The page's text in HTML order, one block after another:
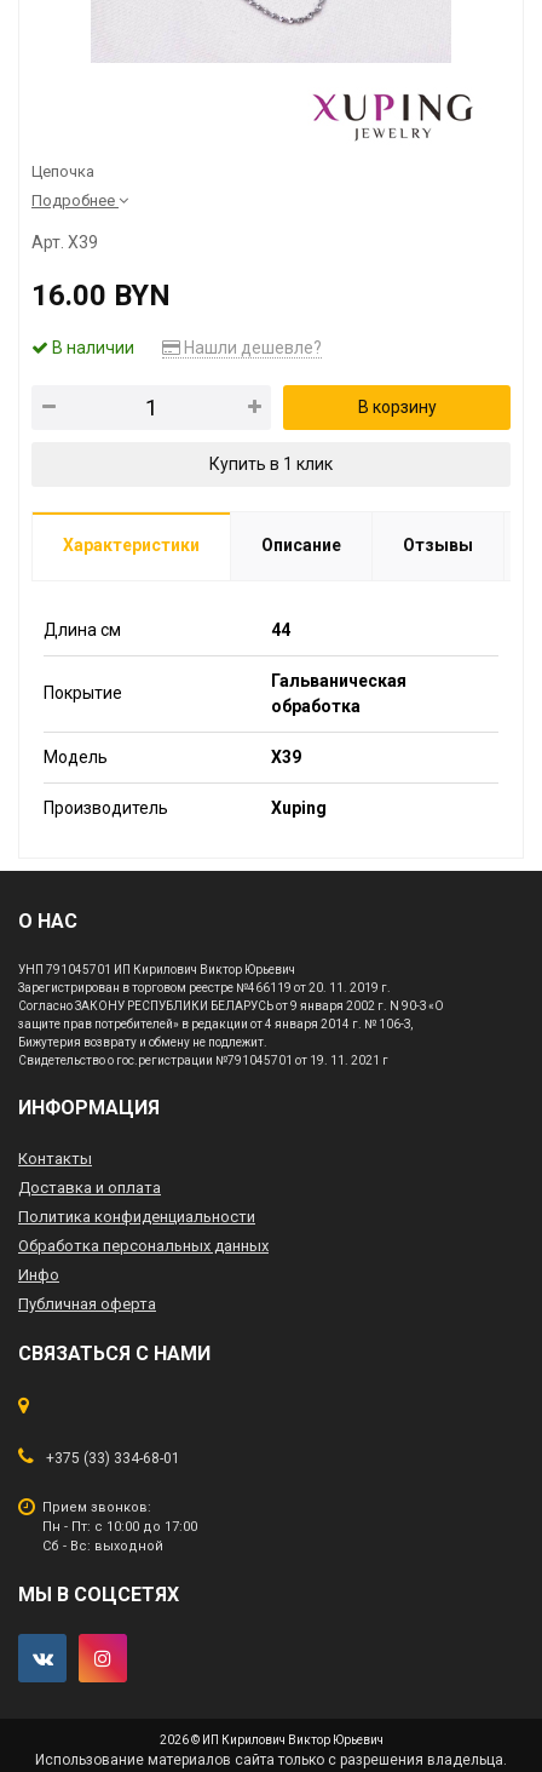
Цепочка
Подробнее
Арт. X39
16.00 BYN
В наличии Нашли дешевле?
В корзину
Купить в 1 клик
Характеристики Описание Отзывы
Длина см 44
Покрытие
Гальваническая
обработка
Модель X39
Производитель Xuping
О НАС
УНП 791045701 ИП Кирилович Виктор Юрьевич
Зарегистрирован в торговом реестре №466119 от 20. 11. 2019 г.
Согласно ЗАКОНУ РЕСПУБЛИКИ БЕЛАРУСЬ от 9 января 2002 г. N 90-З «О
защите прав потребителей» в редакции от 4 января 2014 г. № 106-З,
Бижутерия возврату и обмену не подлежит.
Свидетельство о гос.регистрации №791045701 от 19. 11. 2021 г
ИНФОРМАЦИЯ
Контакты
Доставка и оплата
Политика конфиденциальности
Обработка персональных данных
Инфо
Публичная оферта
СВЯЗАТЬСЯ С НАМИ
+375 (33) 334-68-01
Прием звонков:
Пн - Пт: с 10:00 до 17:00
Сб - Вс: выходной
МЫ В СОЦСЕТЯХ
2026 © ИП Кирилович Виктор Юрьевич
Использование материалов сайта только с разрешения владельца.